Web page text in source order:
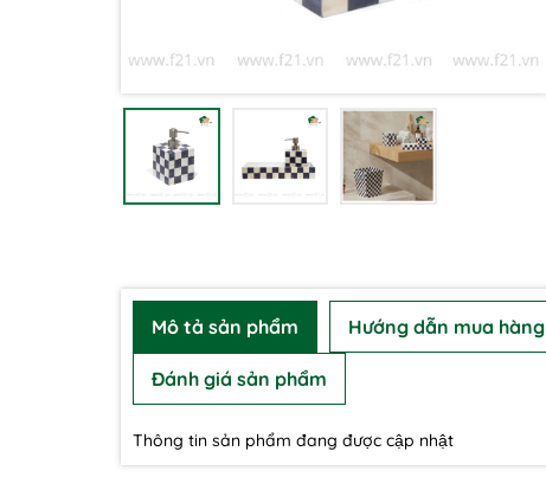
Mô tả sản phẩm Hướng dẫn mua hàng
Đánh giá sản phẩm
Thông tin sản phẩm đang được cập nhật